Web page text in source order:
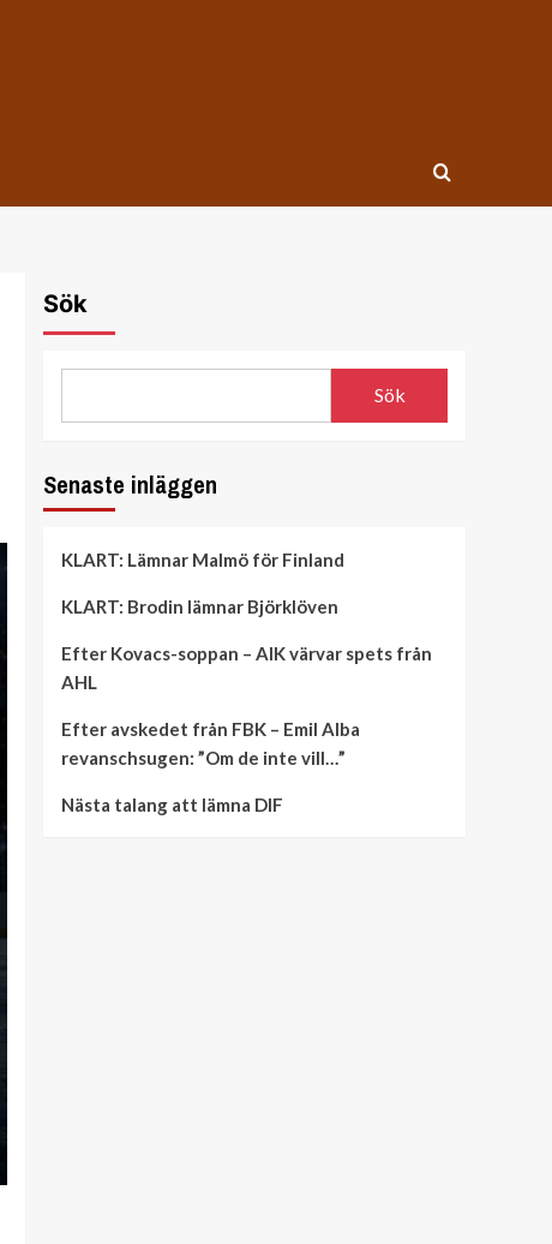
Sök
Sök
Senaste inläggen
KLART: Lämnar Malmö för Finland
KLART: Brodin lämnar Björklöven
Efter Kovacs-soppan – AIK värvar spets från
AHL
Efter avskedet från FBK – Emil Alba
revanschsugen: ”Om de inte vill…”
Nästa talang att lämna DIF